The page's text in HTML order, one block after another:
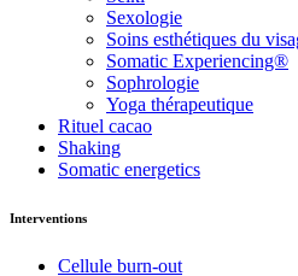
Sexologie
Soins esthétiques du
Somatic Experiencing®
Sophrologie
Yoga thérapeutique
Rituel cacao
Shaking
Somatic energetics
Interventions
Cellule burn-out